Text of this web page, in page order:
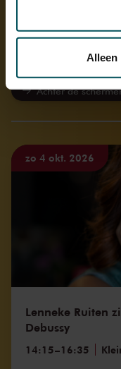
Via de
We werken samen
Alleen
Onderdeel van
Achter de
Lenneke Ruiten
Debussy
14:15–16:35
zo 4 okt. 2026